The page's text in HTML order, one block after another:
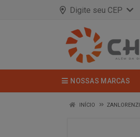
Digite seu CEP
NOSSAS MARCAS
INÍCIO ZANLORENZI